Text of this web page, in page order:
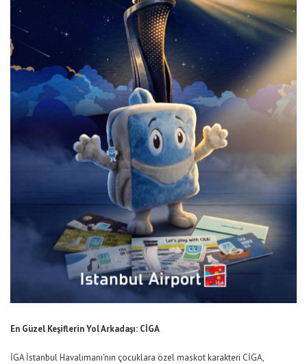
En Güzel KeşiflerinYol Arkadaşı: CİGA
İGA İstanbul Havalimanı’nın çocuklara özel maskot karakteri CİGA,